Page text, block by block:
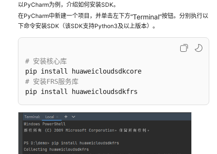
API
参
考
视
帮
以PyCharm为例，介绍如何安装SDK。
在PyCharm中新建一个项目，并单击左下方“Terminal”按钮。分别执行以
下命令安装SDK（该SDK支持Python3及以上版本）。
# 安装核心库
# 安装FRS服务库
pip install huaweicloudsdkfrs